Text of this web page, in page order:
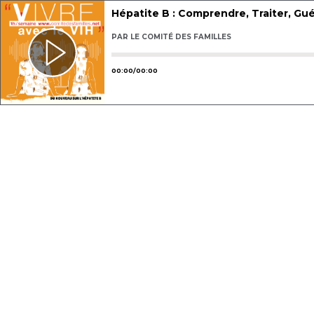
Hépatite B : Comprendre, Traiter,
PAR LE COMITÉ DES FAMILLES
Utilisez les flèches gauche ou
00:00/00:00